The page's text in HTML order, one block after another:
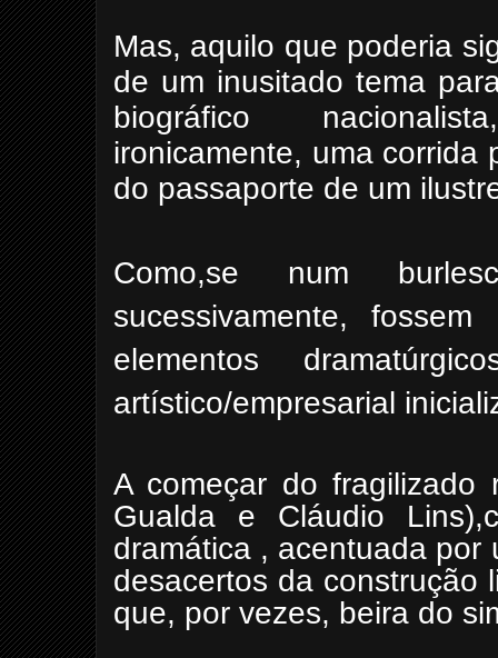
Mas, aquilo que poderia
de um inusitado tema
biográfico
ironicamente, uma corrida
do passaporte de um
Como,se num
sucessivamente,
elementos
artístico/empresarial
A começar do fragilizado
Gualda e Cláudio
dramática , acentuada por
desacertos da construção
que, por vezes, beira do